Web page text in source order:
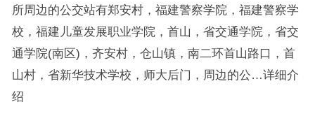
所周边的公交站有郑安村，福建警察学院，福建警察学
校，福建儿童发展职业学院，首山，省交通学院，省交
通学院(南区)，齐安村，仓山镇，南二环首山路口，首
山村，省新华技术学校，师大后门，周边的公…详细介
绍